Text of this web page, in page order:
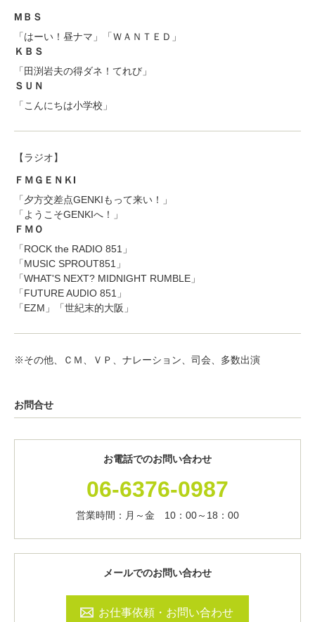
МＢＳ
「はーい！昼ナマ」「ＷＡＮＴＥＤ」
ＫＢＳ
「田渕岩夫の得ダネ！てれび」
ＳＵＮ
「こんにちは小学校」
【ラジオ】
ＦＭＧＥＮＫI
「夕方交差点GENKIもって来い！」
「ようこそGENKIへ！」
ＦＭＯ
「ROCK the RADIO 851」
「MUSIC SPROUT851」
「WHAT'S NEXT? MIDNIGHT RUMBLE」
「FUTURE AUDIO 851」
「EZM」「世紀末的大阪」
※その他、ＣＭ、ＶＰ、ナレーション、司会、多数出演
お問合せ
お電話でのお問い合わせ
06-6376-0987
営業時間：月～金 10：00～18：00
メールでのお問い合わせ
お仕事依頼・お問い合わせ